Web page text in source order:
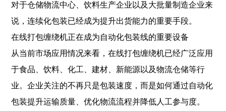
对于仓储物流中心、饮料生产企业以及大批量制造企业来
说，连续化包装已经成为提升出货能力的重要手段。
在线打包缠绕机正在成为自动化包装线的重要设备
从当前市场应用情况来看，在线打包缠绕机已经广泛应用
于食品、饮料、化工、建材、新能源以及物流仓储等行
业。企业关注的不再只是包装速度，而是如何通过自动化
包装提升运输质量、优化物流流程并降低人工参与度。